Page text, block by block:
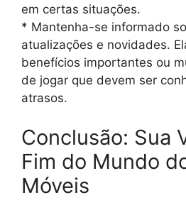
em certas situações.
* Mantenha-se informado
atualizações e novidades.
benefícios importantes ou
de jogar que devem ser
atrasos.
Conclusão: Sua
Fim do Mundo
Móveis